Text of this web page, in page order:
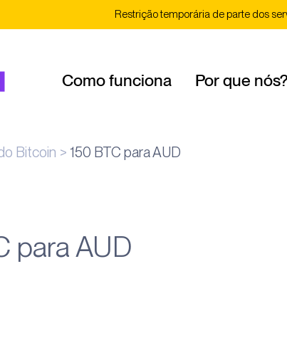
Restrição temporária de parte dos
Como funciona Por que nós?
Bitcoin 150 BTC para AUD
para AUD